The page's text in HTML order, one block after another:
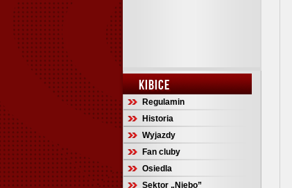
KIBICE
Regulamin
Historia
Wyjazdy
Fan cluby
Osiedla
Sektor „Niebo”